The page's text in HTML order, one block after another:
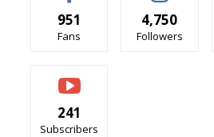
951
Fans
4,750
Followers
241
Subscribers